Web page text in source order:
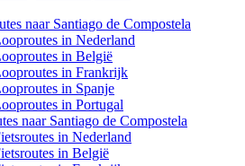
naar Santiago de Compostela
in Nederland
in België
in Frankrijk
in Spanje
in Portugal
naar Santiago de Compostela
in Nederland
in België